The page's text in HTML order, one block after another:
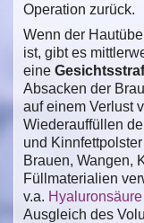
Operation zurück.
Wenn der
ist, gibt es
eine
Absacken der
auf einem Verlust
Wiederauffüllen
und
Brauen, Wangen,
Füllmaterialien
v.a. Hyaluronsäure
Ausgleich des